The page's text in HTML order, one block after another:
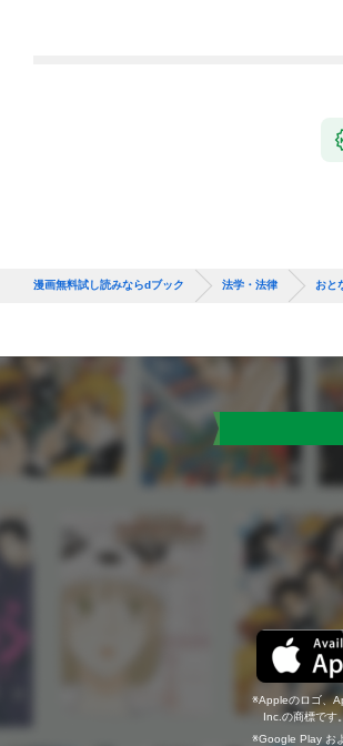
漫画無料試し読みならdブック 法学・法律 おと
Appleのロゴ、
Inc.の商標です
Google Play お